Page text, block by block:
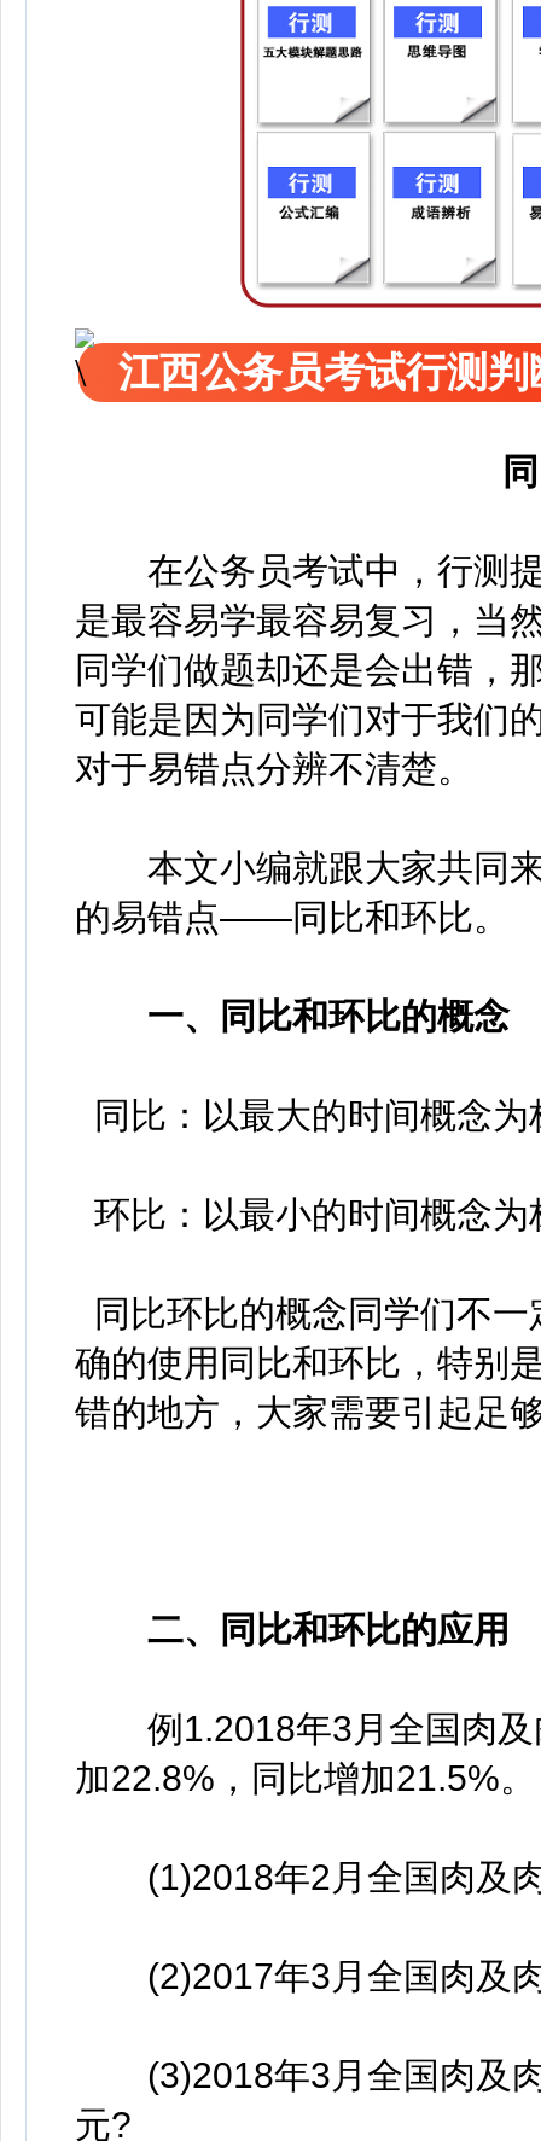
江西公务员考试行测
在公务员考试中，行测提
是最容易学最容易复习，当
同学们做题却还是会出错，
可能是因为同学们对于我们
对于易错点分辨不清楚。
本文小编就跟大家共同来
的易错点——同比和环比。
一、同比和环比的概念
同比：以最大的时间概念
环比：以最小的时间概念
同比环比的概念同学们不
确的使用同比和环比，特别
错的地方，大家需要引起足
二、同比和环比的应用
例1.2018年3月全国肉及
加22.8%，同比增加21.5%。
(1)2018年2月全国肉及肉
(2)2017年3月全国肉及肉
(3)2018年3月全国肉及肉
元?